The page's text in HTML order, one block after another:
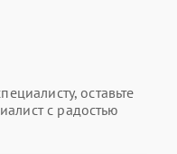
оставьте
с радостью